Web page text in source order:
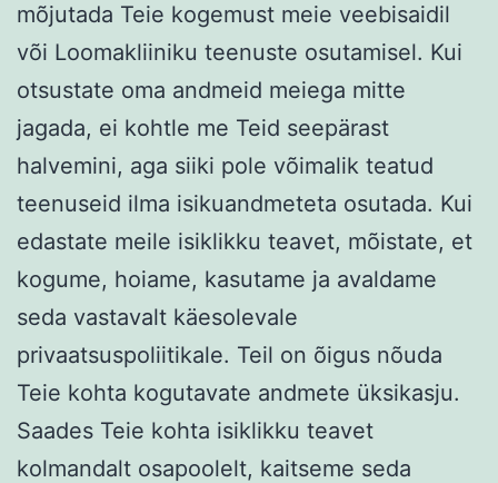
mõjutada Teie kogemust meie veebisaidil
või Loomakliiniku teenuste osutamisel. Kui
otsustate oma andmeid meiega mitte
jagada, ei kohtle me Teid seepärast
halvemini, aga siiki pole võimalik teatud
teenuseid ilma isikuandmeteta osutada. Kui
edastate meile isiklikku teavet, mõistate, et
kogume, hoiame, kasutame ja avaldame
seda vastavalt käesolevale
privaatsuspoliitikale. Teil on õigus nõuda
Teie kohta kogutavate andmete üksikasju.
Saades Teie kohta isiklikku teavet
kolmandalt osapoolelt, kaitseme seda